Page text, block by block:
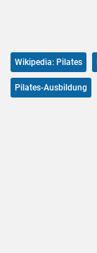
Wikipedia: Pilates
Pilates-Ausbildung